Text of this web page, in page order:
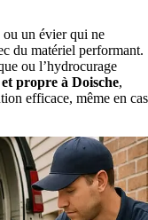
ou un évier qui ne
du matériel performant.
ou l’hydrocurage
propre à Doische,
efficace, même en cas